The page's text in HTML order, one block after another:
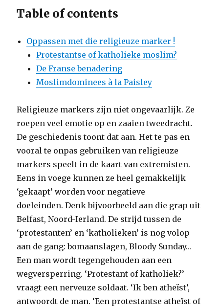
Table of contents
Oppassen met die religieuze marker !
Protestantse of katholieke moslim?
De Franse benadering
Moslimdominees à la Paisley
Religieuze markers zijn niet ongevaarlijk. Ze
roepen veel emotie op en zaaien tweedracht.
De geschiedenis toont dat aan. Het te pas en
vooral te onpas gebruiken van religieuze
markers speelt in de kaart van extremisten.
Eens in voege kunnen ze heel gemakkelijk
‘gekaapt’ worden voor negatieve
doeleinden. Denk bijvoorbeeld aan die grap uit
Belfast, Noord-Ierland. De strijd tussen de
‘protestanten’ en ‘katholieken’ is nog volop
aan de gang: bomaanslagen, Bloody Sunday…
Een man wordt tegengehouden aan een
wegversperring. ‘Protestant of katholiek?’
vraagt een nerveuze soldaat. ‘Ik ben atheïst’,
antwoordt de man. ‘Een protestantse atheïst of